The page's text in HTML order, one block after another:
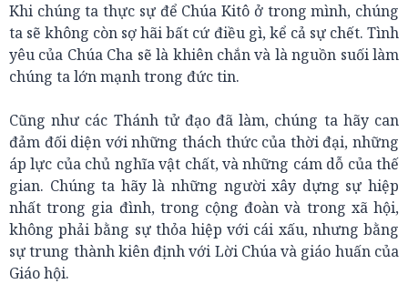
Khi chúng ta thực sự để Chúa Kitô ở trong mình, chúng
ta sẽ không còn sợ hãi bất cứ điều gì, kể cả sự chết. Tình
yêu của Chúa Cha sẽ là khiên chắn và là nguồn suối làm
chúng ta lớn mạnh trong đức tin.
Cũng như các Thánh tử đạo đã làm, chúng ta hãy can
đảm đối diện với những thách thức của thời đại, những
áp lực của chủ nghĩa vật chất, và những cám dỗ của thế
gian. Chúng ta hãy là những người xây dựng sự hiệp
nhất trong gia đình, trong cộng đoàn và trong xã hội,
không phải bằng sự thỏa hiệp với cái xấu, nhưng bằng
sự trung thành kiên định với Lời Chúa và giáo huấn của
Giáo hội.